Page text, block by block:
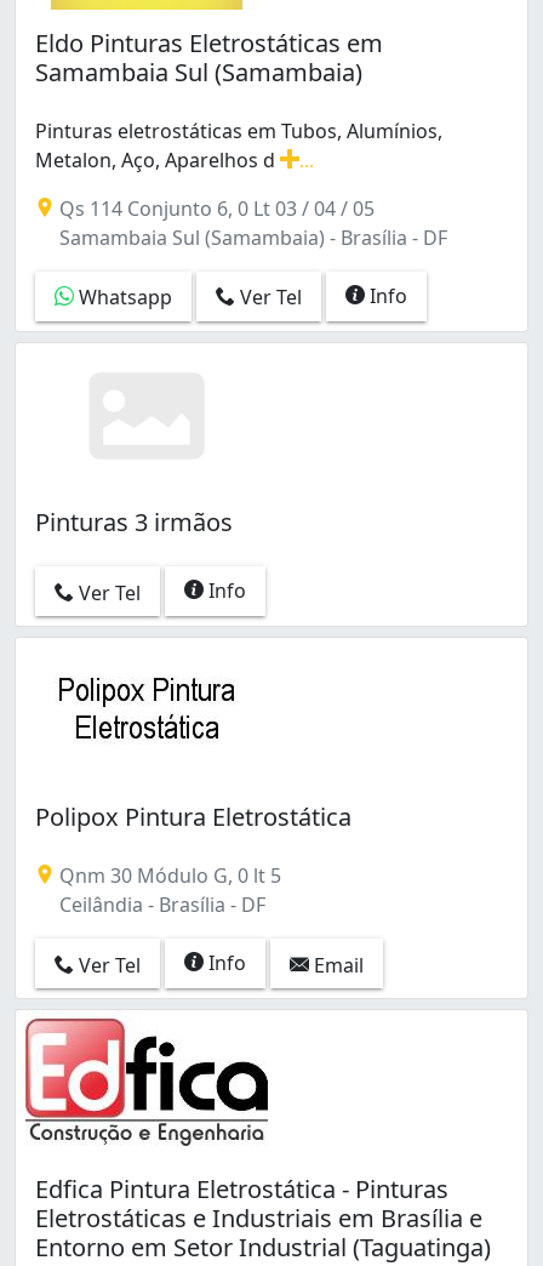
Eldo Pinturas Eletrostáticas em
Samambaia Sul (Samambaia)
Pinturas eletrostáticas em Tubos, Alumínios,
Metalon, Aço, Aparelhos d
Qs 114 Conjunto 6, 0 Lt 03 / 04 / 05
Samambaia Sul (Samambaia) - Brasília - DF
Whatsapp Ver Tel Info
Pinturas 3 irmãos
Ver Tel Info
Polipox Pintura Eletrostática
Qnm 30 Módulo G, 0 lt 5
Ceilândia - Brasília - DF
Ver Tel Info Email
Edfica Pintura Eletrostática - Pinturas
Eletrostáticas e Industriais em Brasília e
Entorno em Setor Industrial (Taguatinga)